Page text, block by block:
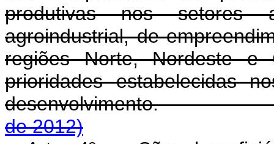
produtivas nos setores
agroindustrial, de
regiões Norte, Nordeste e
prioridades estabelecidas
de 2012)